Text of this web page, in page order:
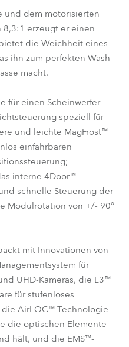
und dem motorisierten
8,3:1 erzeugt er einen
die Weichheit eines
ihn zum perfekten Wash-
macht.
für einen Scheinwerfer
speziell für
und leichte MagFrost™
einfahrbaren
interne 4Door™
schnelle Steuerung der
Modulrotation von +/- 90°
mit Innovationen von
für
UHD-Kameras, die L3™
für stufenloses
AirLOC™-Technologie
die optischen Elemente
hält, und die EMS™-